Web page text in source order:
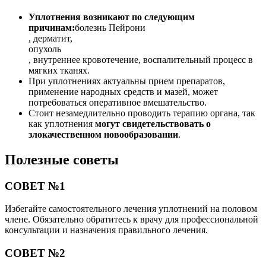
Уплотнения возникают по следующим
причинам:болезнь Пейрони
, дерматит,
опухоль
, внутреннее кровотечение, воспалительный процесс в
мягких тканях.
При уплотнениях актуальны прием препаратов,
применение народных средств и мазей, может
потребоваться оперативное вмешательство.
Стоит незамедлительно проводить терапию органа, так
как уплотнения могут свидетельствовать о
злокачественном новообразовании.
Полезные советы
СОВЕТ №1
Избегайте самостоятельного лечения уплотнений на половом
члене. Обязательно обратитесь к врачу для профессиональной
консультации и назначения правильного лечения.
СОВЕТ №2